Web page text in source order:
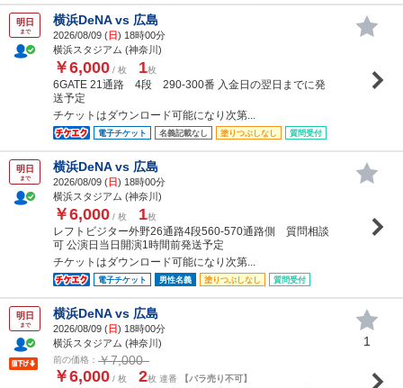
明日
まで
横浜DeNA vs 広島
2026/08/09 (日) 18時00分
横浜スタジアム (神奈川)
￥6,000 / 枚 1枚
6GATE 21通路 4段 290-300番 入金日の翌日までに発
送予定
チケットはダウンロード可能になり次第...
電子チケット 名義記載なし 塗りつぶしなし 質問受付
明日
まで
横浜DeNA vs 広島
2026/08/09 (日) 18時00分
横浜スタジアム (神奈川)
￥6,000 / 枚 1枚
レフトビジター外野26通路4段560-570通路側 質問相談
可 公演日当日開演1時間前発送予定
チケットはダウンロード可能になり次第...
電子チケット 男性名義 塗りつぶしなし 質問受付
明日
まで
横浜DeNA vs 広島
2026/08/09 (日) 18時00分
横浜スタジアム (神奈川)
前の価格： ￥7,000
￥6,000 / 枚 2枚 連番 【バラ売り不可】
1